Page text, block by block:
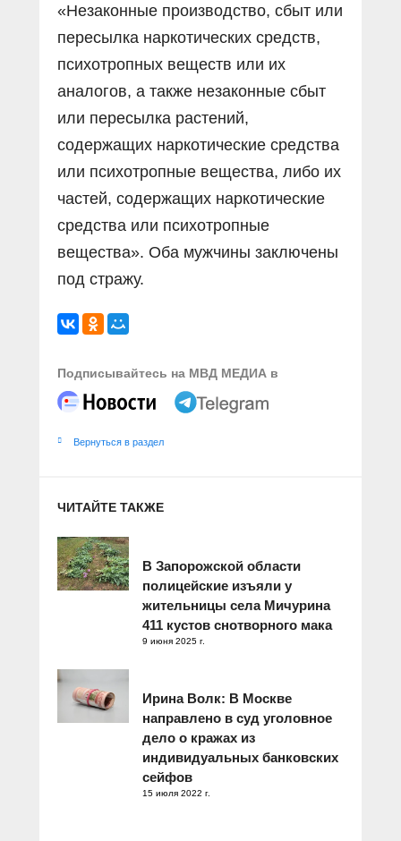
«Незаконные производство, сбыт или
пересылка наркотических средств,
психотропных веществ или их
аналогов, а также незаконные сбыт
или пересылка растений,
содержащих наркотические средства
или психотропные вещества, либо их
частей, содержащих наркотические
средства или психотропные
вещества». Оба мужчины заключены
под стражу.
Подписывайтесь на МВД МЕДИА в
Вернуться в раздел
ЧИТАЙТЕ ТАКЖЕ
В Запорожской области
полицейские изъяли у
жительницы села Мичурина
411 кустов снотворного мака
9 июня 2025 г.
Ирина Волк: В Москве
направлено в суд уголовное
дело о кражах из
индивидуальных банковских
сейфов
15 июля 2022 г.